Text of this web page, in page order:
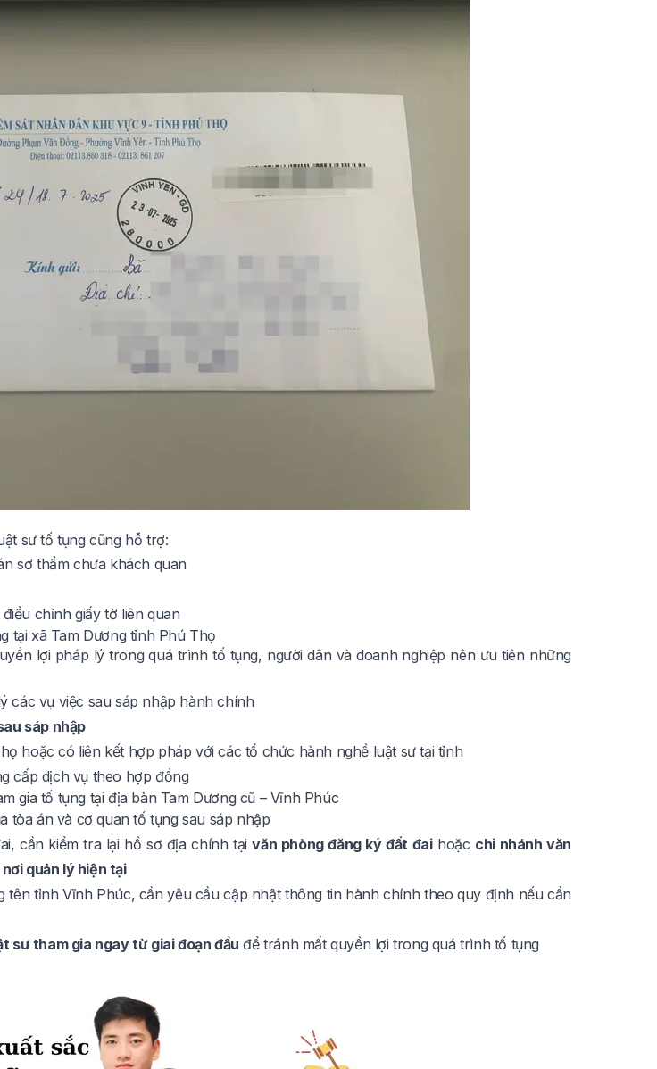
sư tố tụng cũng hỗ trợ:
sơ thẩm chưa khách quan
chỉnh giấy tờ liên quan
tại xã Tam Dương tỉnh Phú Thọ
lợi pháp lý trong quá trình tố tụng, người dân và doanh nghiệp nên ưu tiên những
các vụ việc sau sáp nhập hành chính
sáp nhập
hoặc có liên kết hợp pháp với các tổ chức hành nghề luật sư tại tỉnh
cấp dịch vụ theo hợp đồng
gia tố tụng tại địa bàn Tam Dương cũ – Vĩnh Phúc
tòa án và cơ quan tố tụng sau sáp nhập
cần kiểm tra lại hồ sơ địa chính tạivăn phòng đăng ký đất đaihoặc chi nhánh văn
quản lý hiện tại
tên tỉnh Vĩnh Phúc, cần yêu cầu cập nhật thông tin hành chính theo quy định nếu cần
sư tham gia ngay từ giai đoạn đầu để tránh mất quyền lợi trong quá trình tố tụng